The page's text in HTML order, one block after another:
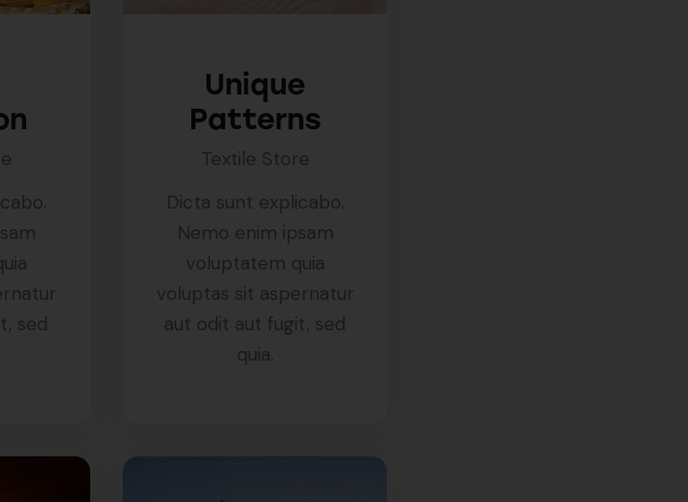
sed
Unique
Patterns
Textile Store
Dicta sunt explicabo.
Nemo enim ipsam
voluptatem quia
voluptas sit aspernatur
aut odit aut fugit, sed
quia.